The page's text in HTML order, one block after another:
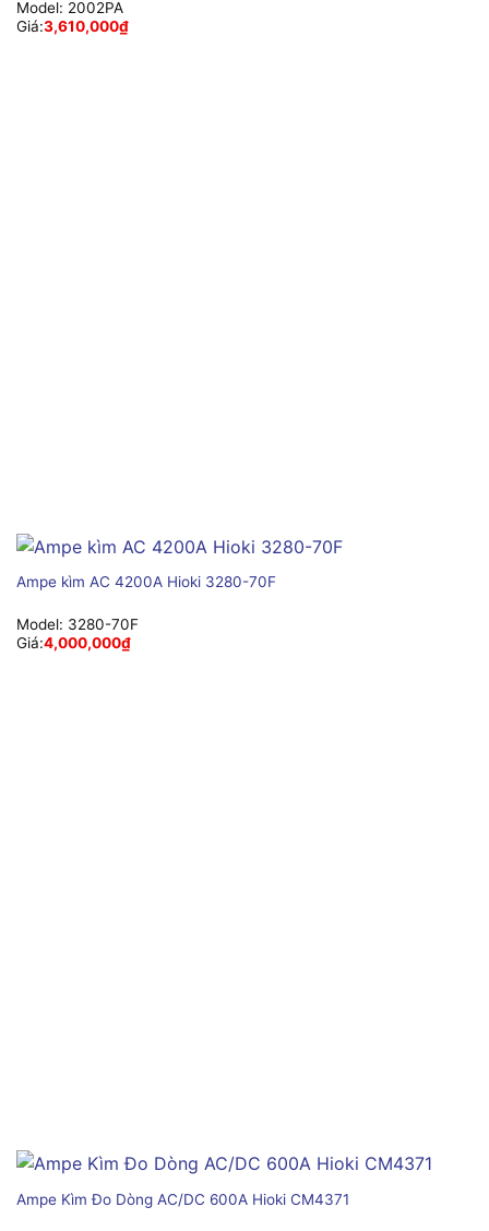
Model: 2002PA
Giá:3,610,000₫
Ampe kìm AC 4200A Hioki 3280-70F
Model: 3280-70F
Giá:4,000,000₫
Ampe Kìm Đo Dòng AC/DC 600A Hioki CM4371